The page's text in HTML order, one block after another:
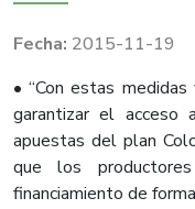
2015-11-19
• “Con estas
garantizar el acceso
apuestas del plan
que los
financiamiento de